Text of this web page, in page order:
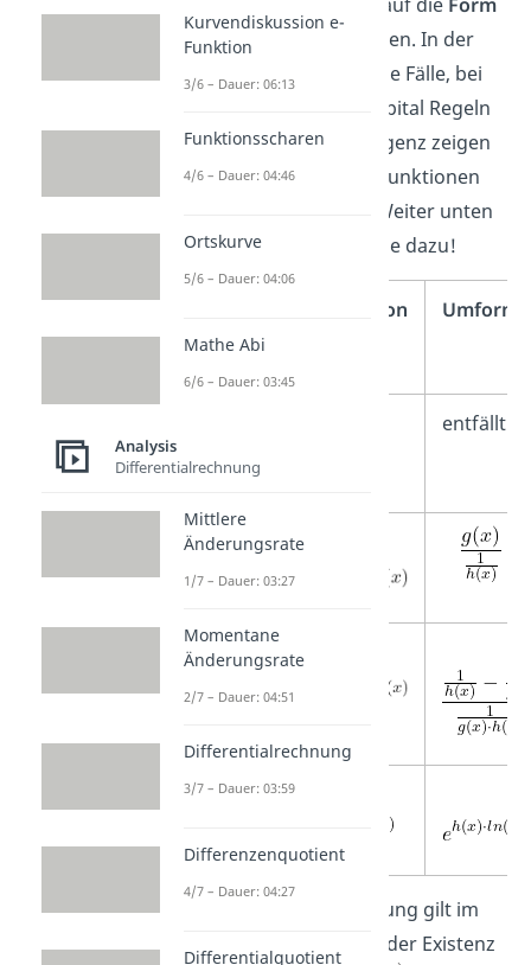
eines Quotienten
bringen. In der
Tabelle zeigen wir dir alle Fälle, bei
denen du mit den l’Hospital Regeln
Konvergenz oder Divergenz zeigen
kannst und wie du die Funktionen
am besten umformst. Weiter unten
findest du noch Beispiele dazu!
Funktion
entfällt
Die Rückrichtung gilt im
Allgemeinen nicht! Aus der Existenz
Kurvendiskussion e-
Funktion
3/6 – Dauer: 06:13
Funktionsscharen
4/6 – Dauer: 04:46
Ortskurve
5/6 – Dauer: 04:06
Mathe Abi
6/6 – Dauer: 03:45
Analysis
Differentialrechnung
Mittlere
Änderungsrate
1/7 – Dauer: 03:27
Momentane
Änderungsrate
2/7 – Dauer: 04:51
Differentialrechnung
3/7 – Dauer: 03:59
Differenzenquotient
4/7 – Dauer: 04:27
Differentialquotient